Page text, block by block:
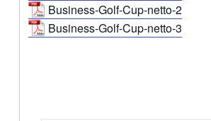
Business-Golf-Cup-netto-2
Business-Golf-Cup-netto-3